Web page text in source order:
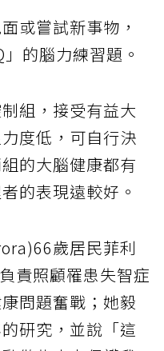
或嘗試新事物，
的腦力練習題。
組，接受有益大
度低，可自行決
的大腦健康都有
的表現遠較好。
歲居民菲利
責照顧罹患失智症
問題奮戰；她毅
研究，並說「這